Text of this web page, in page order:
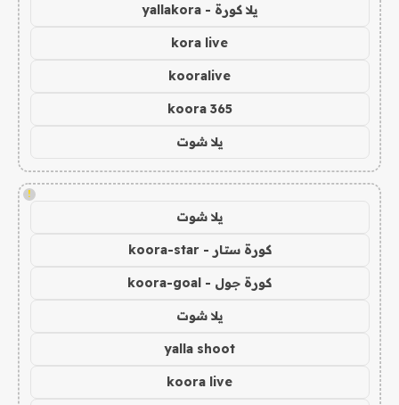
يلا كورة - yallakora
kora live
kooralive
koora 365
يلا شوت
!
يلا شوت
كورة ستار - koora-star
كورة جول - koora-goal
يلا شوت
yalla shoot
koora live